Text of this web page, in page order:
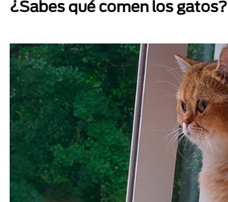
¿Sabes qué comen los gatos?